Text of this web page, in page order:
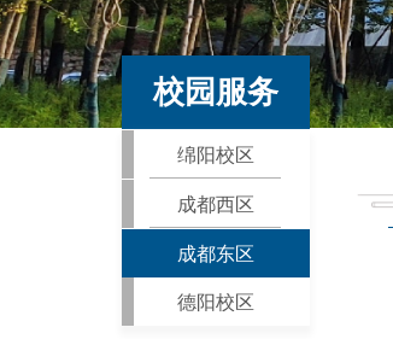
校园服务
绵阳校区
成都西区
成都东区
德阳校区